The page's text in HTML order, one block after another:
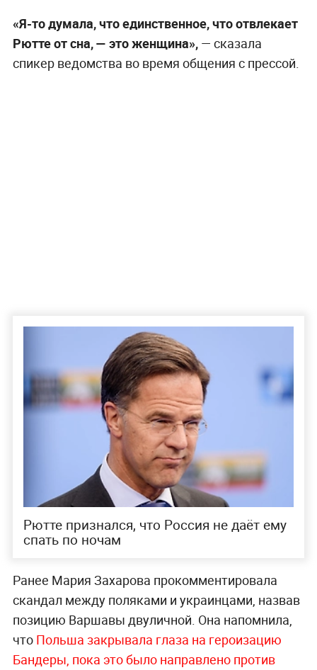
«Я-то думала, что единственное, что отвлекает
Рютте от сна, — это женщина», — сказала
спикер ведомства во время общения с прессой.
Рютте признался, что Россия не даёт ему
спать по ночам
Ранее Мария Захарова прокомментировала
скандал между поляками и украинцами, назвав
позицию Варшавы двуличной. Она напомнила,
что Польша закрывала глаза на героизацию
Бандеры, пока это было направлено против